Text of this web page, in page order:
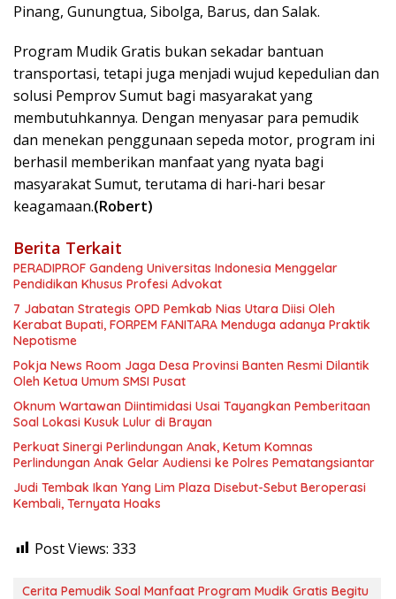
Pinang, Gunungtua, Sibolga, Barus, dan Salak.
Program Mudik Gratis bukan sekadar bantuan
transportasi, tetapi juga menjadi wujud kepedulian dan
solusi Pemprov Sumut bagi masyarakat yang
membutuhkannya. Dengan menyasar para pemudik
dan menekan penggunaan sepeda motor, program ini
berhasil memberikan manfaat yang nyata bagi
masyarakat Sumut, terutama di hari-hari besar
keagamaan.(Robert)
Berita Terkait
PERADIPROF Gandeng Universitas Indonesia Menggelar
Pendidikan Khusus Profesi Advokat
7 Jabatan Strategis OPD Pemkab Nias Utara Diisi Oleh
Kerabat Bupati, FORPEM FANITARA Menduga adanya Praktik
Nepotisme
Pokja News Room Jaga Desa Provinsi Banten Resmi Dilantik
Oleh Ketua Umum SMSI Pusat
Oknum Wartawan Diintimidasi Usai Tayangkan Pemberitaan
Soal Lokasi Kusuk Lulur di Brayan
Perkuat Sinergi Perlindungan Anak, Ketum Komnas
Perlindungan Anak Gelar Audiensi ke Polres Pematangsiantar
Judi Tembak Ikan Yang Lim Plaza Disebut-Sebut Beroperasi
Kembali, Ternyata Hoaks
Post Views: 333
Cerita Pemudik Soal Manfaat Program Mudik Gratis Begitu